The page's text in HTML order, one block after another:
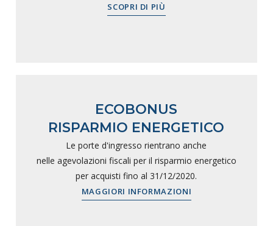
SCOPRI DI PIÙ
ECOBONUS
RISPARMIO ENERGETICO
Le porte d'ingresso rientrano anche
nelle agevolazioni fiscali per il risparmio energetico
per acquisti fino al 31/12/2020.
MAGGIORI INFORMAZIONI